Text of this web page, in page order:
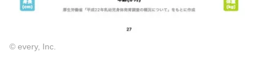
© every, Inc.